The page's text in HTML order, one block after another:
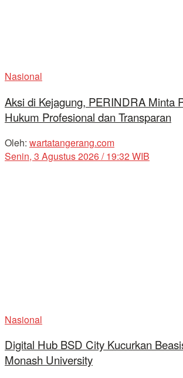
Nasional
Aksi di Kejagung, PERINDRA Minta
Hukum Profesional dan Transparan
Oleh: wartatangerang.com
Senin, 3 Agustus 2026 / 19:32 WIB
Nasional
Digital Hub BSD City Kucurkan
Monash University